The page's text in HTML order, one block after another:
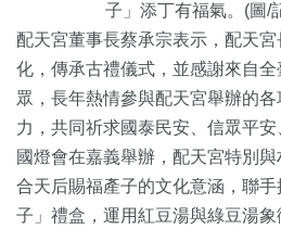
子」添丁有福氣。(圖/
配天宮董事長蔡承宗表示，配天
化，傳承古禮儀式，並感謝來自
眾，長年熱情參與配天宮舉辦的
力，共同祈求國泰民安、信眾平
國燈會在嘉義舉辦，配天宮特別
合天后賜福產子的文化意涵，聯
子」禮盒，運用紅豆湯與綠豆湯